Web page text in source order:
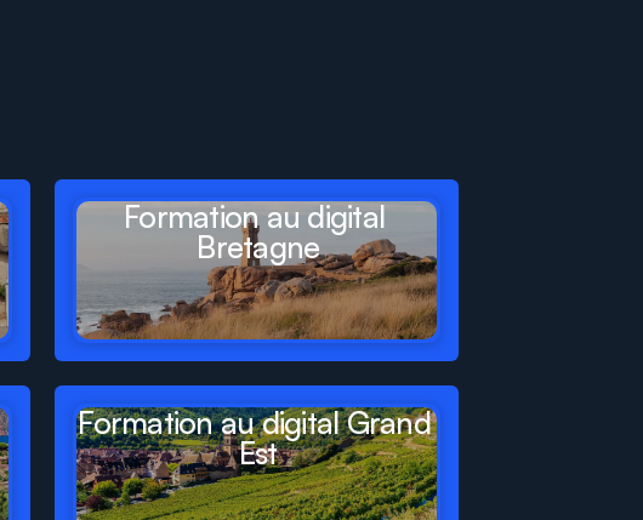
Formation au digital
Bretagne
Formation au digital Grand
Est